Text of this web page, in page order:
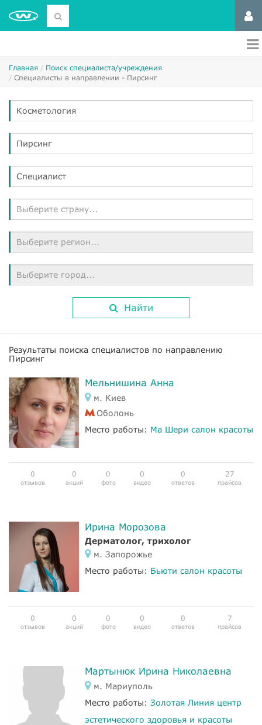
Главная
Поиск специалиста/учреждения
Специалисты в направлении - Пирсинг
Косметология
Пирсинг
Специалист
Выберите страну...
Выберите регион...
Выберите город...
Найти
Результаты поиска специалистов по направлению
Пирсинг
Мельнишина Анна
м. Киев
Оболонь
Место работы: Ма Шери салон красоты
0
отзывов
0
акций
0
фото
0
видео
0
ответов
27
прайсов
Ирина Морозова
Дерматолог, трихолог
м. Запорожье
Место работы: Бьюти салон красоты
0
отзывов
0
акций
0
фото
0
видео
0
ответов
7
прайсов
Мартынюк Ирина Николаевна
м. Мариуполь
Место работы: Золотая Линия центр
эстетического здоровья и красоты